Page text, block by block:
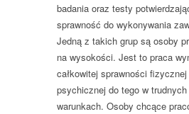
badania oraz testy
sprawność do wykonywania
Jedną z takich grup są osoby
na wysokości. Jest to praca
całkowitej sprawności fizycznej
psychicznej do tego w trudnych
warunkach. Osoby chcące